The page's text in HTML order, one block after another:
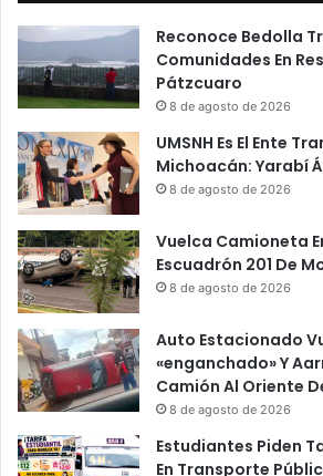
Reconoce Bedolla
Comunidades En
Pátzcuaro
8 de agosto de 2026
UMSNH Es El Ente
Michoacán: Yarabí
8 de agosto de 2026
Vuelca Camioneta
Escuadrón 201 De
8 de agosto de 2026
Auto Estacionado
«enganchado» Y
Camión Al Oriente
8 de agosto de 2026
Estudiantes Piden
En Transporte